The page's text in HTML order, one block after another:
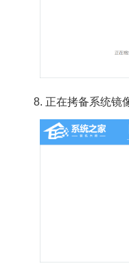
8. 正在拷备系统镜